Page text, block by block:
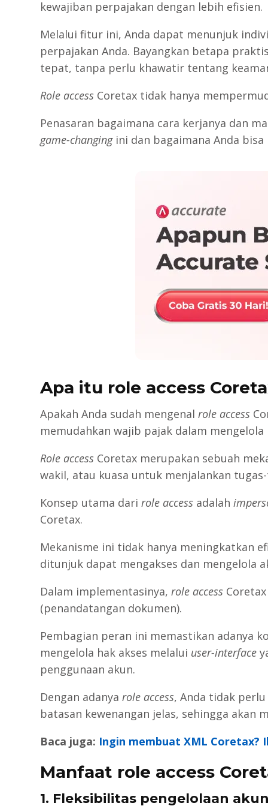
kewajiban perpajakan dengan lebih efisien.
Melalui fitur ini, Anda dapat menunjuk
perpajakan Anda. Bayangkan betapa
tepat, tanpa perlu khawatir tentang
Role access Coretax tidak hanya
Penasaran bagaimana cara kerjanya dan
game-changingini dan bagaimana Anda
Apa itu role access
Apakah Anda sudah mengenalrole access
memudahkan wajib pajak dalam
Role access Coretax merupakan sebuah
wakil, atau kuasa untuk menjalankan
Konsep utama darirole access adalah
Coretax.
Mekanisme ini tidak hanya meningkatkan
ditunjuk dapat mengakses dan mengelola
Dalam implementasinya,role access
(penandatangan dokumen).
Pembagian peran ini memastikan adanya
mengelola hak akses melalui user-interface
penggunaan akun.
Dengan adanyarole access, Anda tidak
batasan kewenangan jelas, sehingga akan
Baca juga: Ingin membuat XML Coretax?
Manfaat role access
1. Fleksibilitas pengelolaan